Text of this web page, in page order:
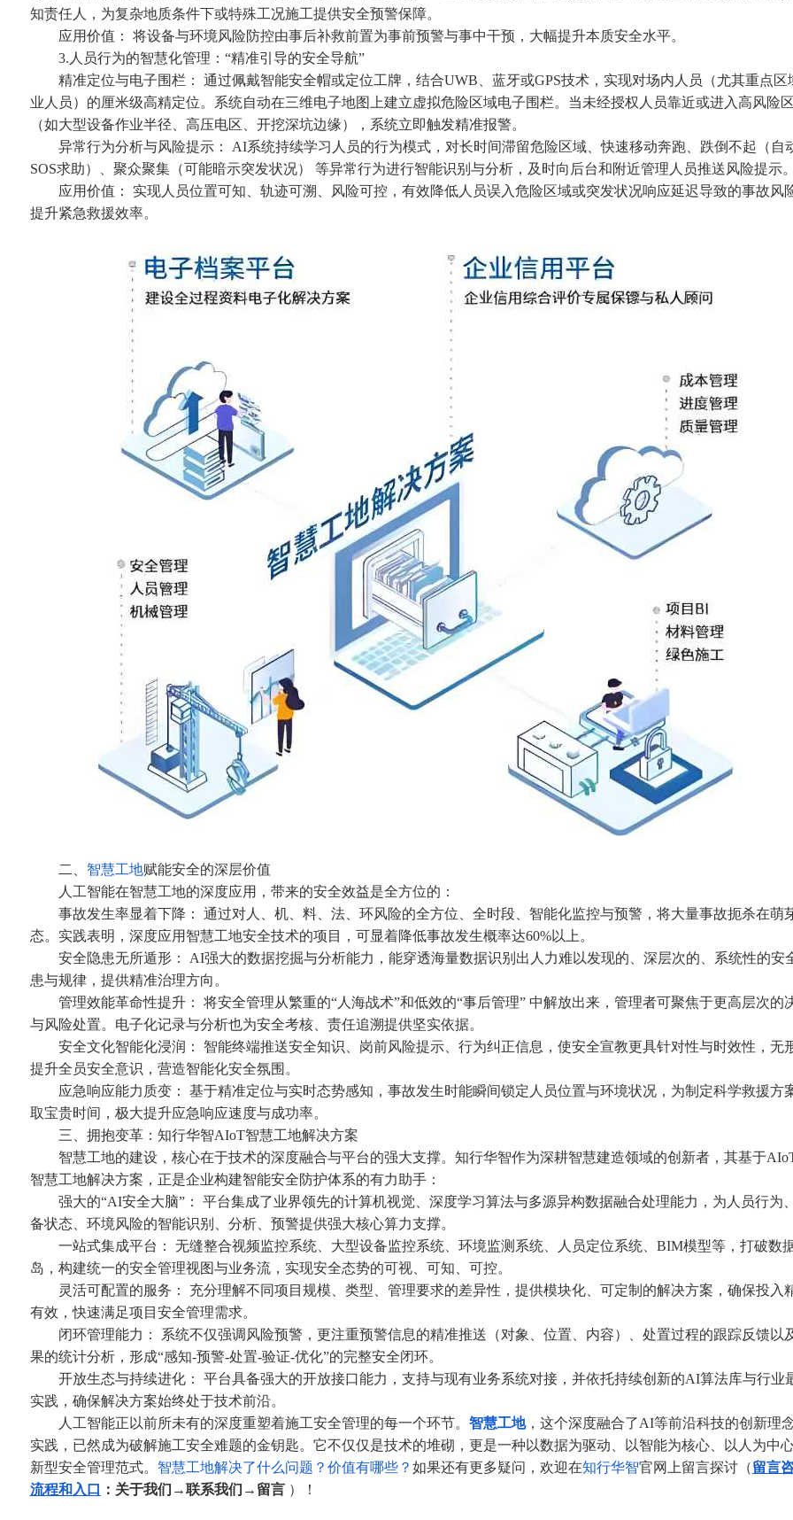
知责任人，为复杂地质条件下或特殊工况施工提供安全预警保障。
应用价值： 将设备与环境风险防控由事后补救前置为事前预警与事中干预，大幅提升本质安全水平。
3.人员行为的智慧化管理：“精准引导的安全导航”
精准定位与电子围栏： 通过佩戴智能安全帽或定位工牌，结合UWB、蓝牙或GPS技术，实现对场内人员（尤其重点区
业人员）的厘米级高精定位。系统自动在三维电子地图上建立虚拟危险区域电子围栏。当未经授权人员靠近或进入高风险
（如大型设备作业半径、高压电区、开挖深坑边缘），系统立即触发精准报警。
异常行为分析与风险提示： AI系统持续学习人员的行为模式，对长时间滞留危险区域、快速移动奔跑、跌倒不起（自
SOS求助）、聚众聚集（可能暗示突发状况） 等异常行为进行智能识别与分析，及时向后台和附近管理人员推送风险提示。
应用价值： 实现人员位置可知、轨迹可溯、风险可控，有效降低人员误入危险区域或突发状况响应延迟导致的事故风
提升紧急救援效率。
二、 智慧工地赋能安全的深层价值
人工智能在智慧工地的深度应用，带来的安全效益是全方位的：
事故发生率显着下降： 通过对人、机、料、法、环风险的全方位、全时段、智能化监控与预警，将大量事故扼杀在萌
态。实践表明，深度应用智慧工地安全技术的项目，可显着降低事故发生概率达60%以上。
安全隐患无所遁形： AI强大的数据挖掘与分析能力，能穿透海量数据识别出人力难以发现的、深层次的、系统性的安
患与规律，提供精准治理方向。
管理效能革命性提升： 将安全管理从繁重的“人海战术”和低效的“事后管理” 中解放出来，管理者可聚焦于更高层次的
与风险处置。电子化记录与分析也为安全考核、责任追溯提供坚实依据。
安全文化智能化浸润： 智能终端推送安全知识、岗前风险提示、行为纠正信息，使安全宣教更具针对性与时效性，无
提升全员安全意识，营造智能化安全氛围。
应急响应能力质变： 基于精准定位与实时态势感知，事故发生时能瞬间锁定人员位置与环境状况，为制定科学救援方
取宝贵时间，极大提升应急响应速度与成功率。
三、拥抱变革：知行华智AIoT智慧工地解决方案
智慧工地的建设，核心在于技术的深度融合与平台的强大支撑。知行华智作为深耕智慧建造领域的创新者，其基于
智慧工地解决方案，正是企业构建智能安全防护体系的有力助手：
强大的“AI安全大脑”： 平台集成了业界领先的计算机视觉、深度学习算法与多源异构数据融合处理能力，为人员行为
备状态、环境风险的智能识别、分析、预警提供强大核心算力支撑。
一站式集成平台： 无缝整合视频监控系统、大型设备监控系统、环境监测系统、人员定位系统、BIM模型等，打破数
岛，构建统一的安全管理视图与业务流，实现安全态势的可视、可知、可控。
灵活可配置的服务： 充分理解不同项目规模、类型、管理要求的差异性，提供模块化、可定制的解决方案，确保投入
有效，快速满足项目安全管理需求。
闭环管理能力： 系统不仅强调风险预警，更注重预警信息的精准推送（对象、位置、内容）、处置过程的跟踪反馈以
果的统计分析，形成“感知-预警-处置-验证-优化”的完整安全闭环。
开放生态与持续进化： 平台具备强大的开放接口能力，支持与现有业务系统对接，并依托持续创新的AI算法库与行业
实践，确保解决方案始终处于技术前沿。
人工智能正以前所未有的深度重塑着施工安全管理的每一个环节。 智慧工地，这个深度融合了AI等前沿科技的创新理
实践，已然成为破解施工安全难题的金钥匙。它不仅仅是技术的堆砌，更是一种以数据为驱动、以智能为核心、以人为中
新型安全管理范式。 智慧工地解决了什么问题？价值有哪些？ 如果还有更多疑问， 欢迎在知行华智官网上留言探讨（留言
流程和入口
：关于我们→联系我们→留言） ！